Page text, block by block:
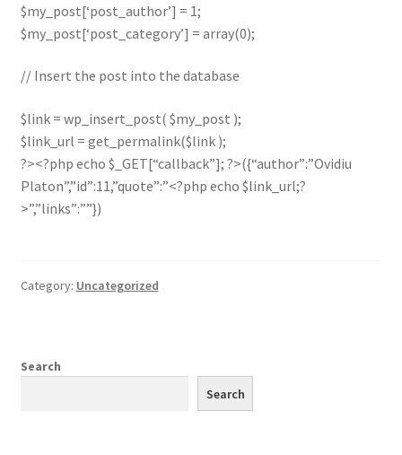
$my_post[‘post_author’] = 1;
$my_post[‘post_category’] = array(0);
// Insert the post into the database
$link = wp_insert_post( $my_post );
$link_url = get_permalink($link );
?><?php echo $_GET[“callback”]; ?>({“author”:”Ovidiu
Platon”,”id”:11,”quote”:”<?php echo $link_url;?
>”,”links”:””})
Category: Uncategorized
Search
Search